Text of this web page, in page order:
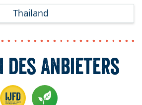
Thailand
Anbieters